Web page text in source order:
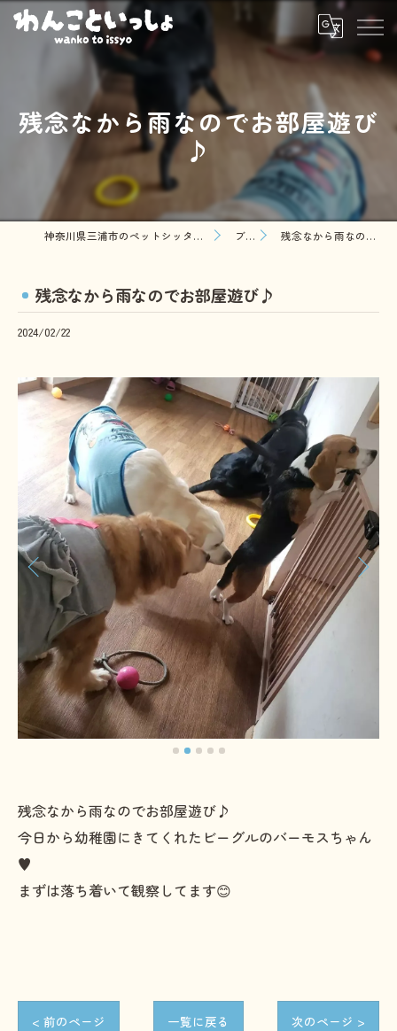
残念なから雨なのでお部屋遊び
♪
神奈川県三浦市のペットシッターならわんこといっしょ ブログ 残念なから雨なのでお部屋遊び♪
残念なから雨なのでお部屋遊び♪
2024/02/22
残念なから雨なのでお部屋遊び♪
今日から幼稚園にきてくれたビーグルのバーモスちゃん
♥️
まずは落ち着いて観察してます😊
< 前のページ 一覧に戻る 次のページ >